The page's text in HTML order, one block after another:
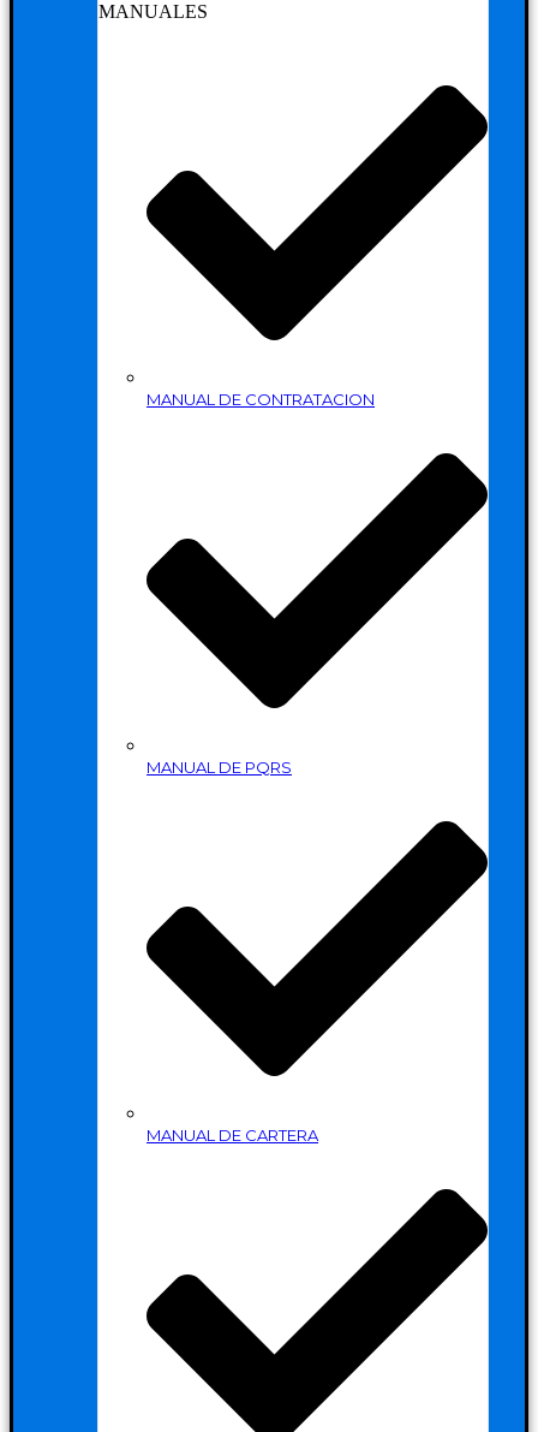
MANUALES
MANUAL DE CONTRATACION
MANUAL DE PQRS
MANUAL DE CARTERA